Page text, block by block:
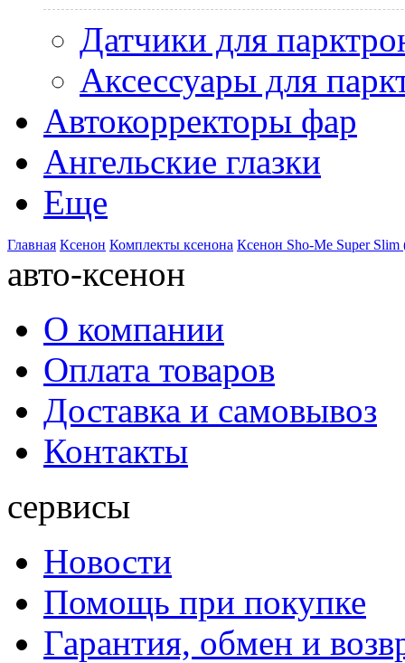
Датчики для
Аксессуары для
Автокорректоры фар
Ангельские глазки
Еще
Главная Ксенон Комплекты ксенона Ксенон Sho-Me Super
авто-ксенон
О компании
Оплата товаров
Доставка и самовывоз
Контакты
сервисы
Новости
Помощь при покупке
Гарантия, обмен и